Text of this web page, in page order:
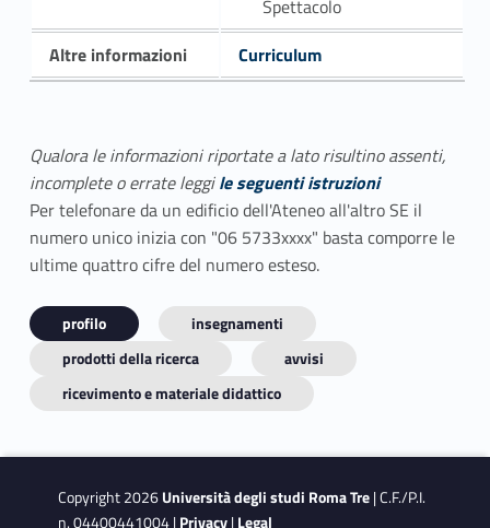
Spettacolo
Altre informazioni
Curriculum
Qualora le informazioni riportate a lato risultino assenti,
incomplete o errate leggile seguenti istruzioni
Per telefonare da un edificio dell'Ateneo all'altro SE il
numero unico inizia con "06 5733xxxx" basta comporre le
ultime quattro cifre del numero esteso.
profilo
insegnamenti
prodotti della ricerca
avvisi
ricevimento e materiale didattico
Copyright 2026Università degli studi Roma Tre| C.F./P.I.
n. 04400441004 |Privacy|Legal